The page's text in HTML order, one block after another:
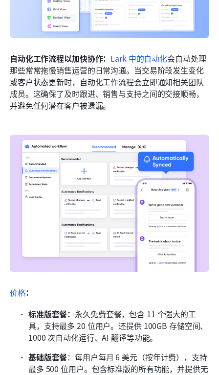
自动化工作流程以加快协作： Lark 中的自动化会自动处理
那些常常拖慢销售运营的日常沟通。当交易阶段发生变化
或客户状态更新时，自动化工作流程会立即通知相关团队
成员。这确保了及时跟进、销售与支持之间的交接顺畅，
并避免任何潜在客户被遗漏。
价格：
标准版套餐： 永久免费套餐，包含 11 个强大的工
具，支持最多 20 位用户。还提供 100GB 存储空间、
1000 次自动化运行、AI 翻译等功能。
基础版套餐：每用户每月 6 美元（按年计费），支持
最多 500 位用户。包含标准版的所有功能，并提供无